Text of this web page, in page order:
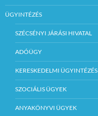
ÜGYINTÉZÉS
SZÉCSÉNYI JÁRÁSI HIVATAL
ADÓÜGY
KERESKEDELMI ÜGYINTÉZÉS
SZOCIÁLIS ÜGYEK
ANYAKÖNYVI ÜGYEK